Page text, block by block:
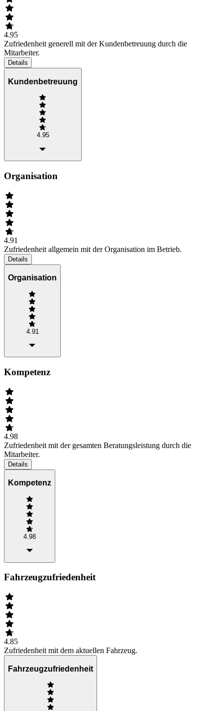
4.95
Zufriedenheit generell mit der Kundenbetreuung durch die
Mitarbeiter.
Details
Kundenbetreuung
4.95
Organisation
4.91
Zufriedenheit allgemein mit der Organisation im Betrieb.
Details
Organisation
4.91
Kompetenz
4.98
Zufriedenheit mit der gesamten Beratungsleistung durch die
Mitarbeiter.
Details
Kompetenz
4.98
Fahrzeugzufriedenheit
4.85
Zufriedenheit mit dem aktuellen Fahrzeug.
Fahrzeugzufriedenheit